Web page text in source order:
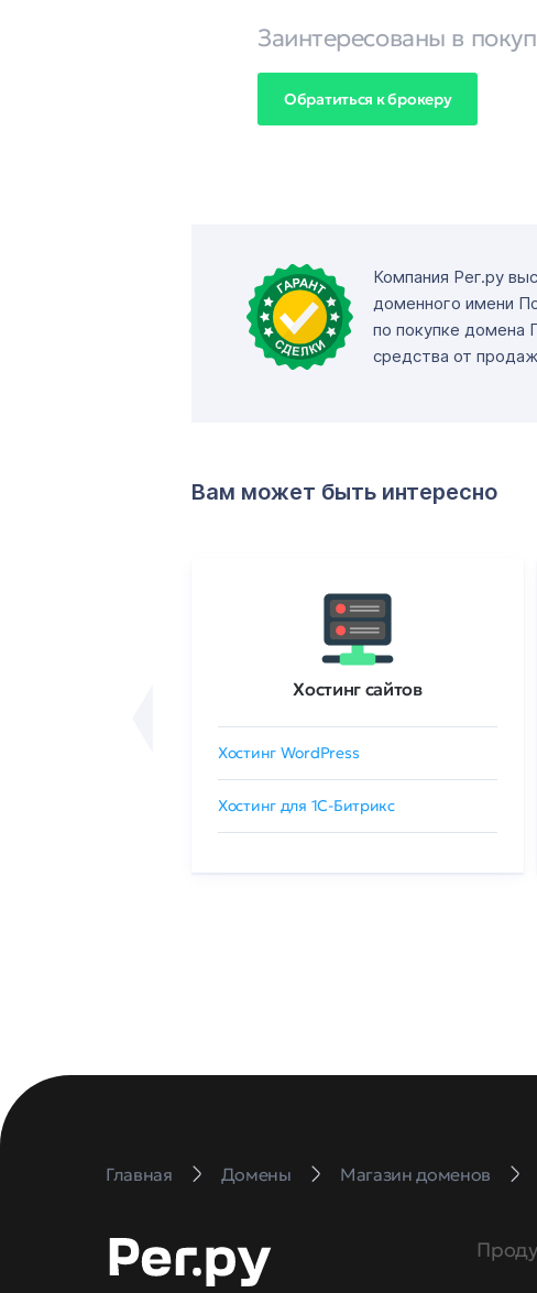
Заинтересованы в
Обратиться к брокеру
Компания Рег.ру
доменного имени
по покупке домена
средства от
Вам может быть интересно
Хостинг сайтов
Хостинг WordPress
Хостинг для 1C-Битрикс
Главная Домены Магазин доменов